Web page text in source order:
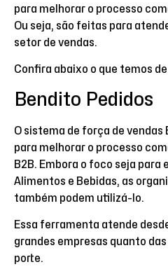
para melhorar o processo
Ou seja, são feitas para
setor de vendas.
Confira abaixo o que temos
Bendito Pedidos
O sistema de força de
para melhorar o processo
B2B. Embora o foco seja para
Alimentos e Bebidas, as
também podem utilizá-lo.
Essa ferramenta atende
grandes empresas quanto
porte.